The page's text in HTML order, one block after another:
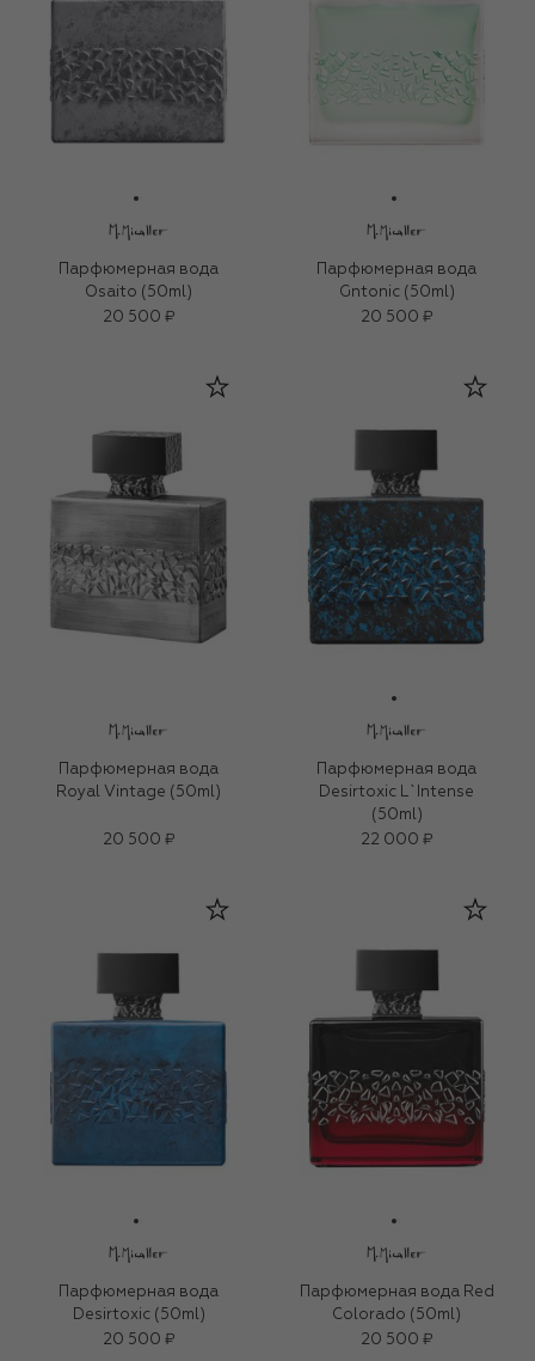
Парфюмерная вода
Osaito (50ml)
20 500 ₽
Парфюмерная вода
Gntonic (50ml)
20 500 ₽
Парфюмерная вода
Royal Vintage (50ml)
20 500 ₽
Парфюмерная вода
Desirtoxic L`Intense
(50ml)
22 000 ₽
Парфюмерная вода
Desirtoxic (50ml)
20 500 ₽
Парфюмерная вода Red
Colorado (50ml)
20 500 ₽